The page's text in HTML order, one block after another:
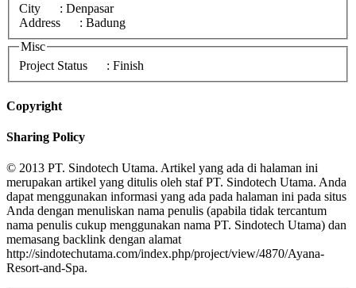
City
: Denpasar
Address
: Badung
Misc
Project Status
: Finish
Copyright
Sharing Policy
© 2013 PT. Sindotech Utama. Artikel yang ada di halaman ini
merupakan artikel yang ditulis oleh staf PT. Sindotech Utama. Anda
dapat menggunakan informasi yang ada pada halaman ini pada situs
Anda dengan menuliskan nama penulis (apabila tidak tercantum
nama penulis cukup menggunakan nama PT. Sindotech Utama) dan
memasang backlink dengan alamat
http://sindotechutama.com/index.php/project/view/4870/Ayana-
Resort-and-Spa.